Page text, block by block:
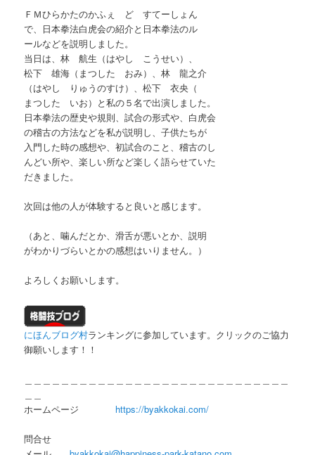
ＦＭひらかたのかふぇ ど すてーしょん
で、日本拳法白虎会の紹介と日本拳法のル
ールなどを説明しました。
当日は、林 航生（はやし こうせい）、
松下 雄海（まつした おみ）、林 龍之介
（はやし りゅうのすけ）、松下 衣央（
まつした いお）と私の５名で出演しました。
日本拳法の歴史や規則、試合の形式や、白虎会
の稽古の方法などを私が説明し、子供たちが
入門した時の感想や、初試合のこと、稽古のし
んどい所や、楽しい所など楽しく語らせていた
だきました。
次回は他の人が体験すると良いと感じます。
（あと、噛んだとか、滑舌が悪いとか、説明
がわかりづらいとかの感想はいりません。）
よろしくお願いします。
にほんブログ村ランキングに参加しています。クリックのご協力
御願いします！！
ホームページ https://byakkokai.com/
問合せ